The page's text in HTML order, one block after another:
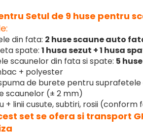
Setul de 9 huse pentru
din fata: 2 huse scaune auto
spate: 1 husa sezut + 1 husa
scaunelor din fata si spate: 5 huse
+ polyester
de burete pentru
scaunelor (± 2 mm)
+ linii cusute, subtiri, rosii
set se ofera si transport